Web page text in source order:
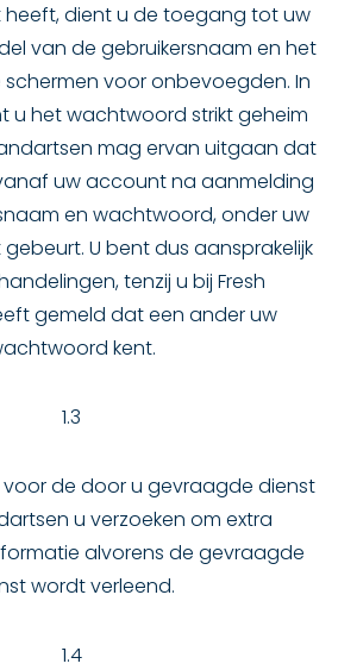
heeft, dient u de toegang tot uw
van de gebruikersnaam en het
voor onbevoegden. In
u het wachtwoord strikt geheim
mag ervan uitgaan dat
uw account na aanmelding
en wachtwoord, onder uw
U bent dus aansprakelijk
tenzij u bij Fresh
gemeld dat een ander uw
kent.
1.3
de door u gevraagde dienst
u verzoeken om extra
alvorens de gevraagde
wordt verleend.
1.4